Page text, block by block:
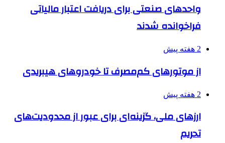
واحدهای صنعتی برای دریافت اعتبار مالیاتی
فراخوانده شدند
2 هفته پیش
از موتورهای کم‌مصرف تا خودروهای هیبریدی
2 هفته پیش
ارزهای ملی، گزینه‌ای برای عبور از محدودیت‌های
تحریم